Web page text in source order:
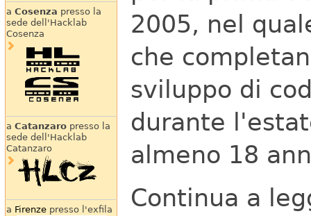
a Cosenza presso la
sede dell'Hacklab
Cosenza
a Catanzaropresso la
sede dell'Hacklab
Catanzaro
a Firenzepresso l'exfila
2005, nel
che
sviluppo di
durante
almeno 18
Continua a